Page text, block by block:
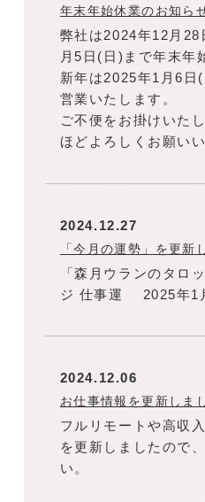
年末年始休業のお知ら
弊社は2024年12月
月5日(日)まで年末年
新年は2025年1月6日
営業いたします。
ご不便をお掛けいた
ほどよろしくお願い
2024.12.27
「今月の運勢」を更新
「森月ウランのタロ
ジ 仕事運 2025年1
2024.12.06
お仕事情報を更新しま
フルリモートや高収
を更新しましたので
い。